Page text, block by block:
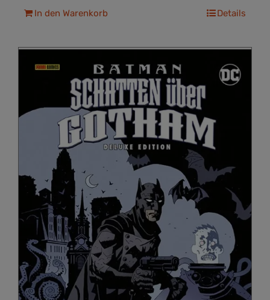
In den Warenkorb Details